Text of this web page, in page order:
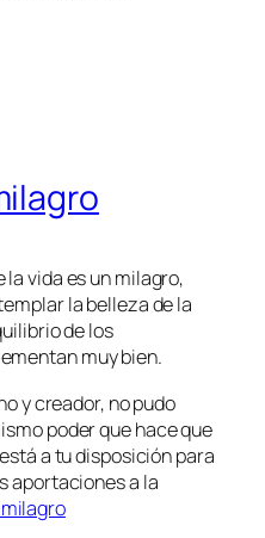
la vida es un milagro,
la belleza de la
de los
muy bien.
y creador, no pudo
poder que hace que
a tu disposición para
aportaciones a la